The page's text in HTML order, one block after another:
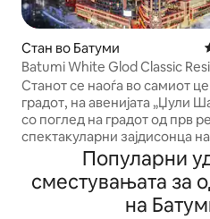
Стан во Батуми
Batumi White Glod Classic
Станот се наоѓа во самиот
градот, на авенијата „Џули
со поглед на градот од прв
спектакуларни зајдисонца
Море во Батуми.Станот е
дополнителни услуги на
истата зграда со Billionaire
Casino, а достапни се и
Популарни
сместувањата за
на